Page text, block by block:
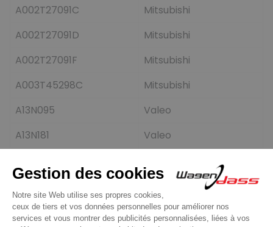
A002T27091C
Mitsubishi
A002T27091D
Mitsubishi
A002T27091F
Mitsubishi
A003T45298C
Mitsubishi
A13N095
Valeo
A13N181
Valeo
A13N261
Valeo